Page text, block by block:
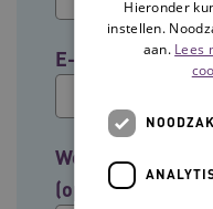
E-mailadres
Welke groep
(optioneel)
Hieronder
instellen.
aan. Lees